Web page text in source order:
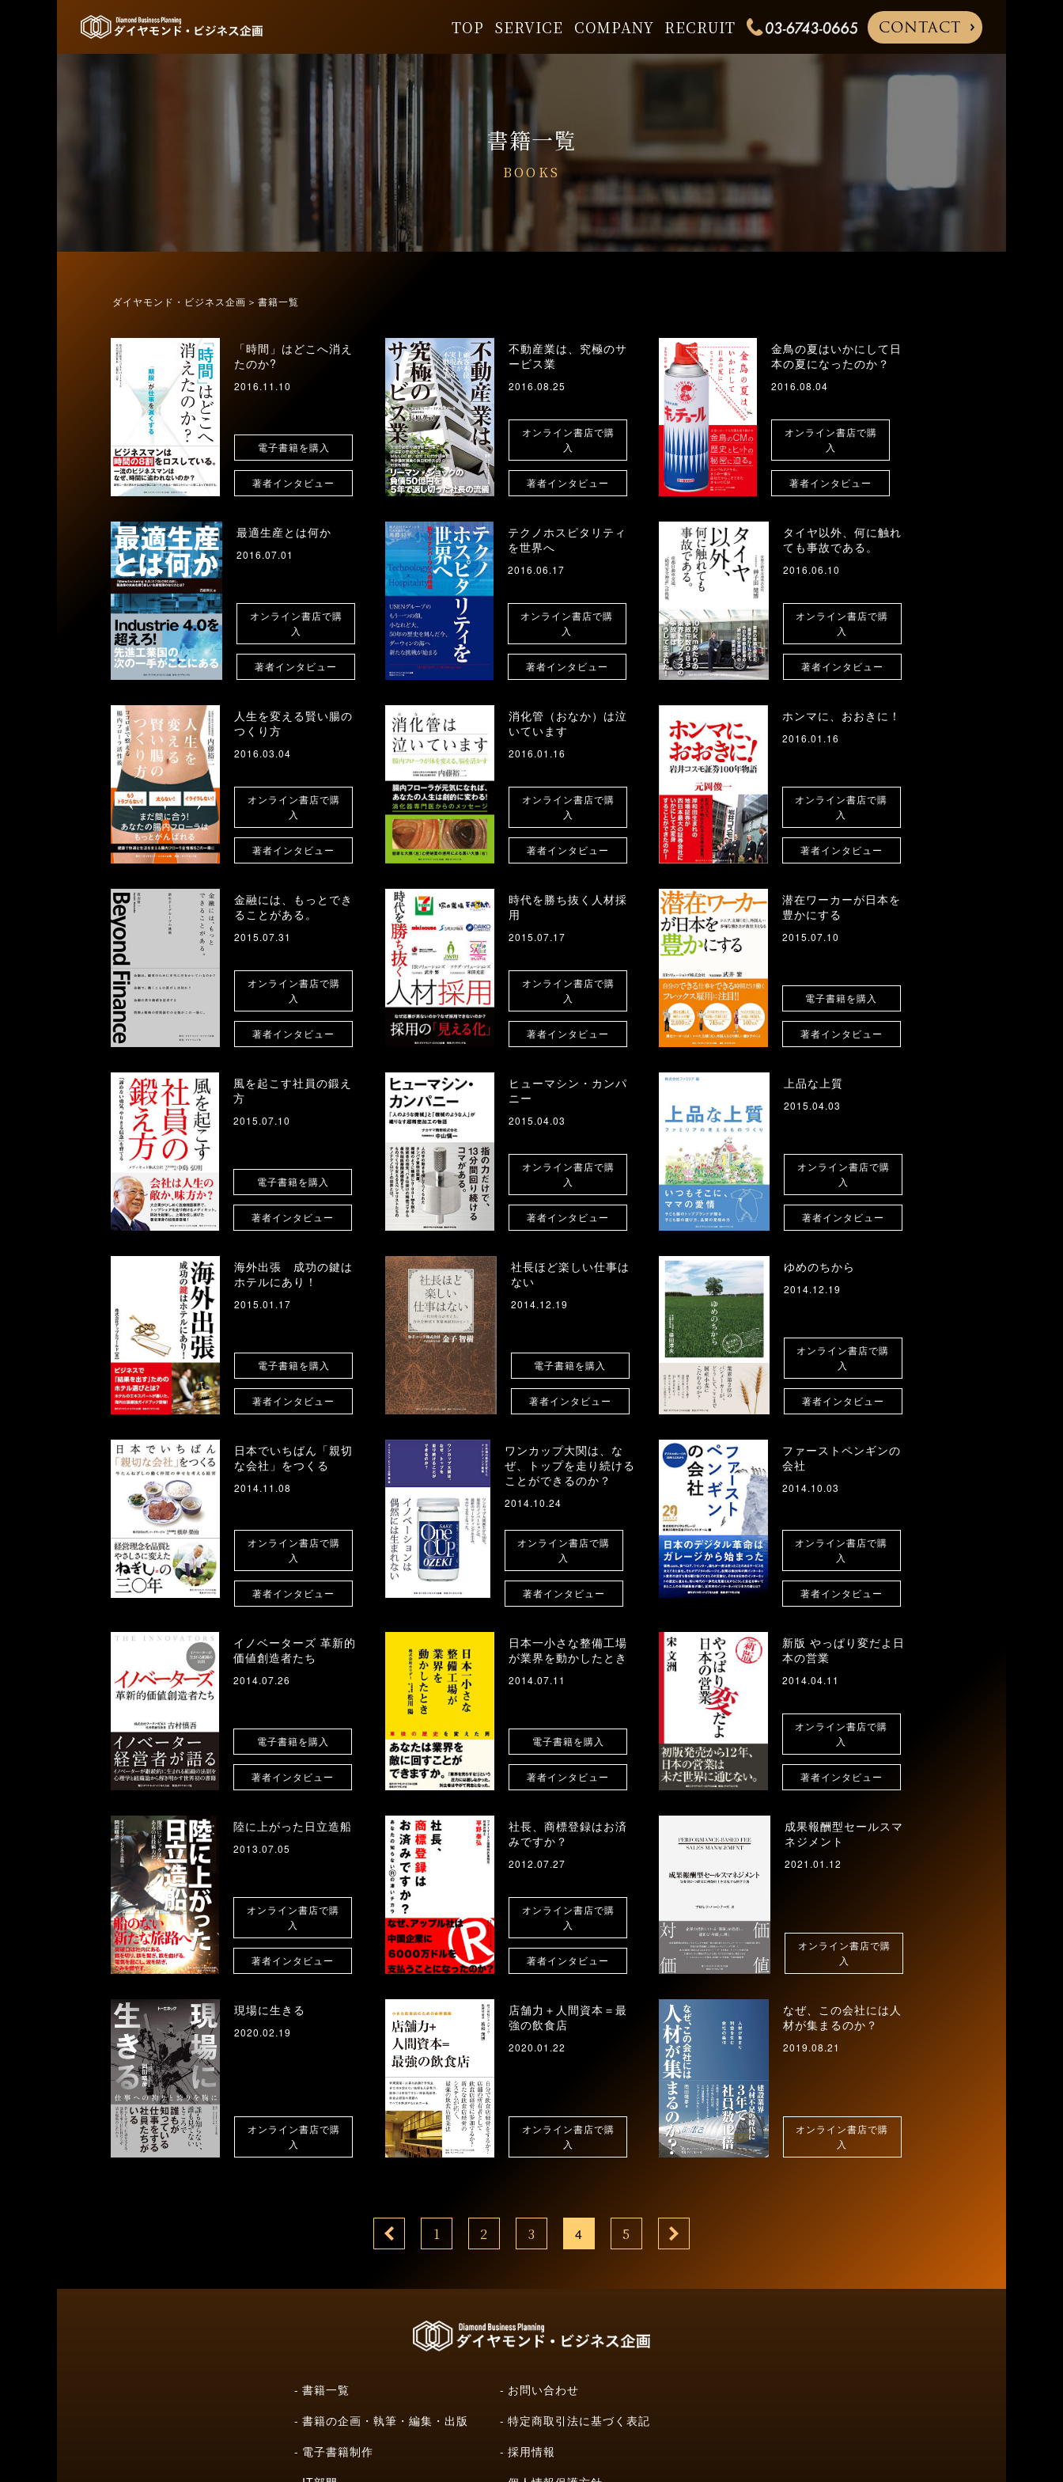
TOP SERVICE COMPANY RECRUIT CONTACT
書籍一覧
BOOKS
ダイヤモンド・ビジネス企画 書籍一覧
「時間」はどこへ消え
たのか?
2016.11.10
電子書籍を購入
著者インタビュー
不動産業は、究極のサ
ービス業
2016.08.25
オンライン書店で購
入
著者インタビュー
金鳥の夏はいかにして日
本の夏になったのか？
2016.08.04
オンライン書店で購
入
著者インタビュー
最適生産とは何か
2016.07.01
オンライン書店で購
入
著者インタビュー
テクノホスピタリティ
を世界へ
2016.06.17
オンライン書店で購
入
著者インタビュー
タイヤ以外、何に触れ
ても事故である。
2016.06.10
オンライン書店で購
入
著者インタビュー
人生を変える賢い腸の
つくり方
2016.03.04
オンライン書店で購
入
著者インタビュー
消化管（おなか）は泣
いています
2016.01.16
オンライン書店で購
入
著者インタビュー
ホンマに、おおきに！
2016.01.16
オンライン書店で購
入
著者インタビュー
金融には、もっとでき
ることがある。
2015.07.31
オンライン書店で購
入
著者インタビュー
時代を勝ち抜く人材採
用
2015.07.17
オンライン書店で購
入
著者インタビュー
潜在ワーカーが日本を
豊かにする
2015.07.10
電子書籍を購入
著者インタビュー
風を起こす社員の鍛え
方
2015.07.10
電子書籍を購入
著者インタビュー
ヒューマシン・カンパ
ニー
2015.04.03
オンライン書店で購
入
著者インタビュー
上品な上質
2015.04.03
オンライン書店で購
入
著者インタビュー
海外出張 成功の鍵は
ホテルにあり！
2015.01.17
電子書籍を購入
著者インタビュー
社長ほど楽しい仕事は
ない
2014.12.19
電子書籍を購入
著者インタビュー
ゆめのちから
2014.12.19
オンライン書店で購
入
著者インタビュー
日本でいちばん「親切
な会社」をつくる
2014.11.08
オンライン書店で購
入
著者インタビュー
ワンカップ大関は、な
ぜ、トップを走り続ける
ことができるのか？
2014.10.24
オンライン書店で購
入
著者インタビュー
ファーストペンギンの
会社
2014.10.03
オンライン書店で購
入
著者インタビュー
イノベーターズ 革新的
価値創造者たち
2014.07.26
電子書籍を購入
著者インタビュー
日本一小さな整備工場
が業界を動かしたとき
2014.07.11
電子書籍を購入
著者インタビュー
新版 やっぱり変だよ日
本の営業
2014.04.11
オンライン書店で購
入
著者インタビュー
陸に上がった日立造船
2013.07.05
オンライン書店で購
入
著者インタビュー
社長、商標登録はお済
みですか？
2012.07.27
オンライン書店で購
入
著者インタビュー
成果報酬型セールスマ
ネジメント
2021.01.12
オンライン書店で購
入
現場に生きる
2020.02.19
オンライン書店で購
入
店舗力＋人間資本＝最
強の飲食店
2020.01.22
オンライン書店で購
入
なぜ、この会社には人
材が集まるのか？
2019.08.21
オンライン書店で購
入
1 2 3 4 5
書籍一覧
書籍の企画・執筆・編集・出版
電子書籍制作
お問い合わせ
特定商取引法に基づく表記
採用情報